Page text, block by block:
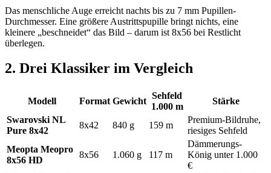
Das menschliche Auge erreicht nachts bis zu 7 mm Pupillen-
Durchmesser. Eine größere Austrittspupille bringt nichts, eine
kleinere „beschneidet“ das Bild – darum ist 8x56 bei Restlicht
überlegen.
2. Drei Klassiker im Vergleich
Modell Format Gewicht
Sehfeld
1.000 m
Stärke
Swarovski NL
Pure 8x42
8x42 840 g 159 m
Premium-Bildruhe,
riesiges Sehfeld
Meopta Meopro
8x56 HD
8x56 1.060 g 117 m
Dämmerungs-
König unter 1.000
€